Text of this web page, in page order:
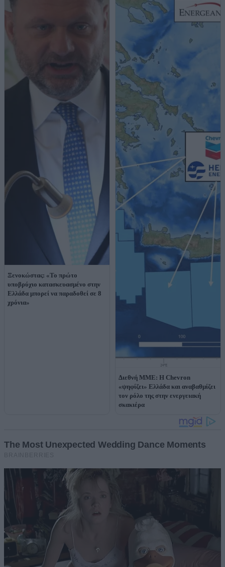
Ξενοκώστας: «Το πρώτο
υποβρύχιο κατασκευασμένο στην
Ελλάδα μπορεί να παραδοθεί σε 8
χρόνια»
Διεθνή ΜΜΕ: Η Chevron
«ψηφίζει» Ελλάδα και αναβαθμίζει
τον ρόλο της στην ενεργειακή
σκακιέρα